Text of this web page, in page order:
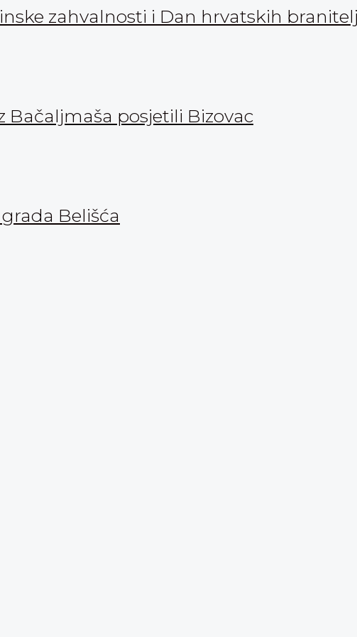
zahvalnosti i Dan hrvatskih
Bačaljmaša posjetili Bizovac
Belišća